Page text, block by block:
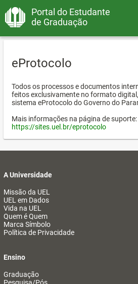
Portal do Estudante
de Graduação
eProtocolo
Todos os processos e documentos
feitos exclusivamente no formato
sistema eProtocolo do Governo do
Mais informações na página de suporte:
https://sites.uel.br/eprotocolo
A Universidade
Missão da UEL
UEL em Dados
Vida na UEL
Quem é Quem
Marca Símbolo
Política de Privacidade
Ensino
Graduação